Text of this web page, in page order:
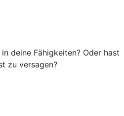
deine Fähigkeiten? Oder hast
zu versagen?